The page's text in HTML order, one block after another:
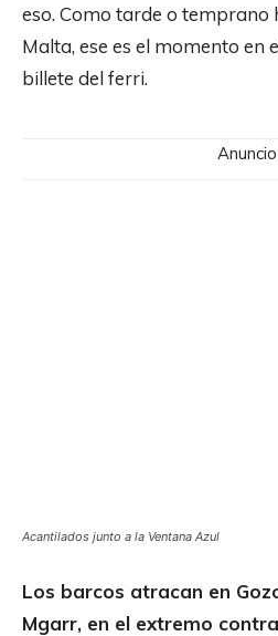
eso. Como tarde o temprano
Malta, ese es el momento en
billete del ferri.
Anuncio
Acantilados junto a la Ventana Azul
Los barcos atracan en
Mgarr, en el extremo